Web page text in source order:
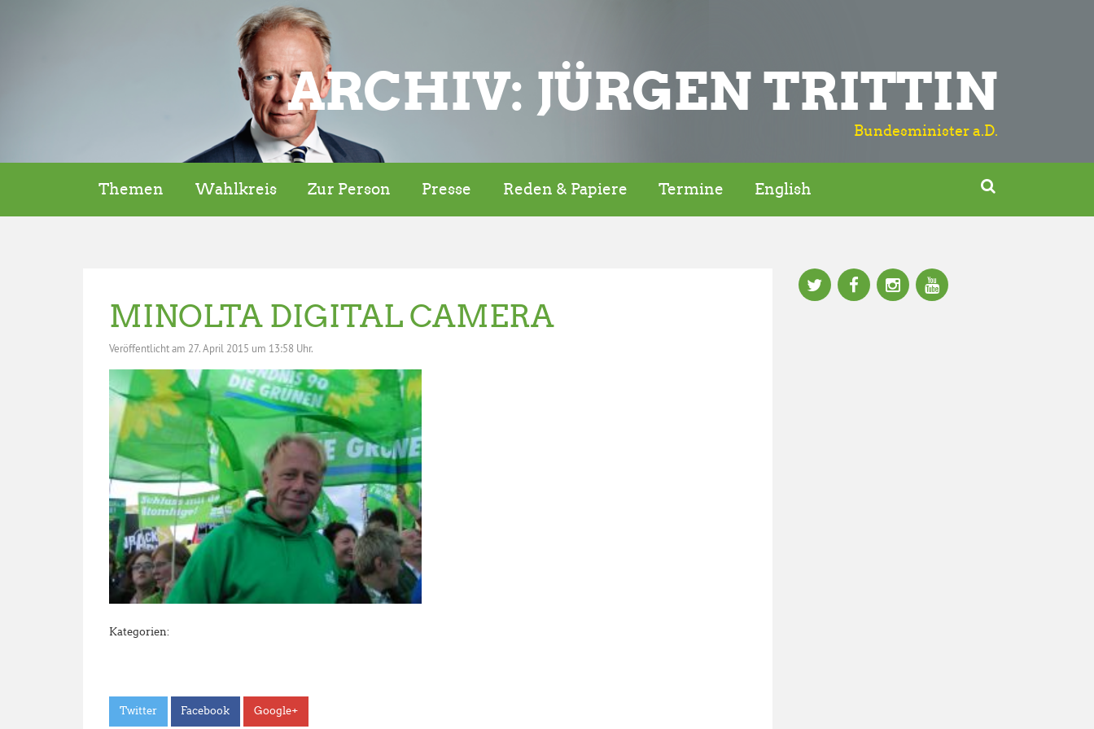
ARCHIV: JÜRGEN TRITTIN
Bundesminister a.D.
Themen Wahlkreis Zur Person Presse Reden & Papiere Termine English 
MINOLTA DIGITAL CAMERA
Veröffentlicht am 27. April 2015 um 13:58 Uhr.
Kategorien:
Twitter Facebook Google+